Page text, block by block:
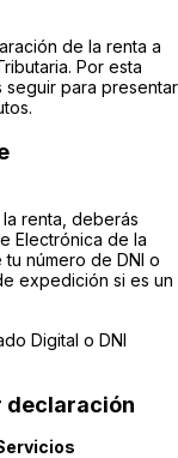
de la renta a
Por esta
para presentar
renta, deberás
Electrónica de la
número de DNI o
expedición si es un
Digital o DNI
declaración